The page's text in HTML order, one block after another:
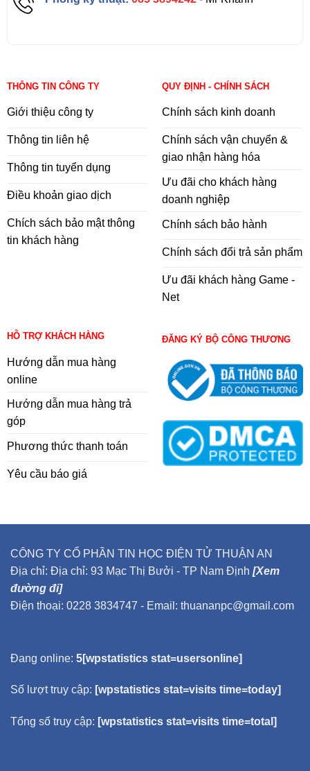
THÔNG TIN CÔNG TY
Giới thiệu công ty
Thông tin liên hệ
Thông tin tuyển dụng
Điều khoản giao dịch
Chích sách bảo mật thông
tin khách hàng
QUY ĐỊNH - CHÍNH SÁCH
Chính sách kinh doanh
Chính sách vận chuyển &
giao nhận hàng hóa
Ưu đãi cho khách hàng
doanh nghiệp
Chính sách bảo hành
Chính sách đổi trả sản phẩm
Ưu đãi khách hàng Game -
Net
HỖ TRỢ KHÁCH HÀNG
Hướng dẫn mua hàng
online
Hướng dẫn mua hàng trả
góp
Phương thức thanh toán
Yêu cầu báo giá
ĐĂNG KÝ BỘ CÔNG THƯƠNG
CÔNG TY CỔ PHẦN TIN HỌC ĐIỆN TỬ THUẬN AN
Địa chỉ: Địa chỉ: 93 Mạc Thị Bưởi - TP Nam Định [Xem
đường đi]
Điện thoại: 0228 3834747 - Email: thuananpc@gmail.com
Đang online: 5[wpstatistics stat=usersonline]
Số lượt truy cập: [wpstatistics stat=visits time=today]
Tổng số truy cập: [wpstatistics stat=visits time=total]